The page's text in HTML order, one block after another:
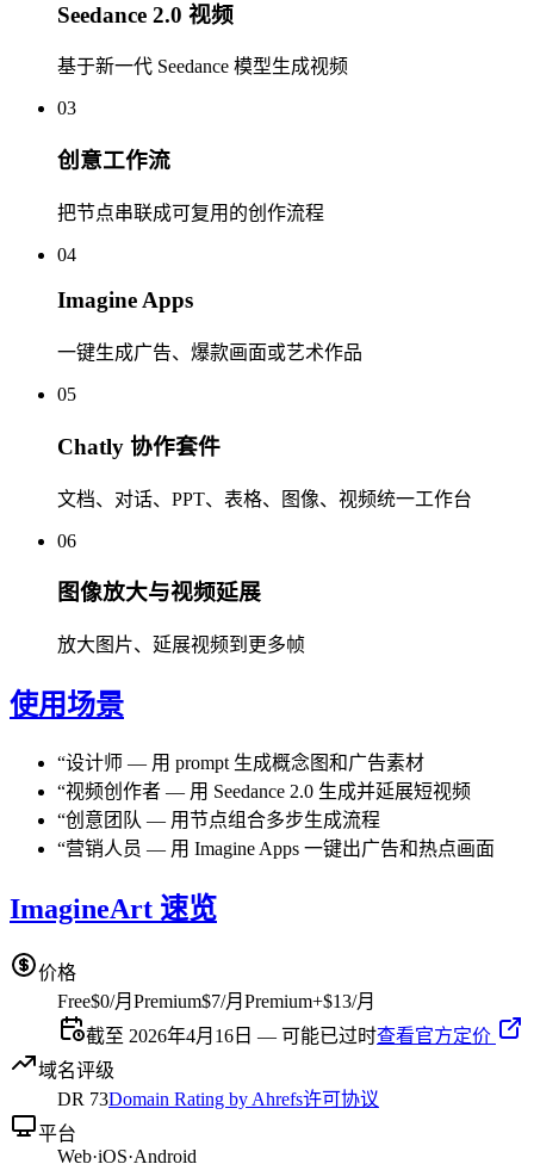
Seedance 2.0 视频
基于新一代 Seedance 模型生成视频
03
创意工作流
把节点串联成可复用的创作流程
04
Imagine Apps
一键生成广告、爆款画面或艺术作品
05
Chatly 协作套件
文档、对话、PPT、表格、图像、视频统一工作台
06
图像放大与视频延展
放大图片、延展视频到更多帧
使用场景
“设计师 — 用 prompt 生成概念图和广告素材
“视频创作者 — 用 Seedance 2.0 生成并延展短视频
“创意团队 — 用节点组合多步生成流程
“营销人员 — 用 Imagine Apps 一键出广告和热点画面
ImagineArt 速览
价格
Free$0/月 Premium$7/月 Premium+$13/月
截至 2026年4月16日 — 可能已过时查看官方定价
域名评级
DR 73Domain Rating by Ahrefs许可协议
平台
Web·iOS·Android